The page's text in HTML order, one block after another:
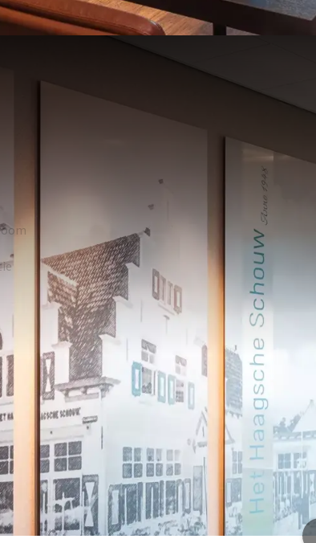
is mogelijk. De zaal beschikt over een beamer en
ook verduisterd worden. In alle zalen is gratis WiFi
Gala diner
30
Carré
30
Geluidswerende wanden
Laptop / Computer (Op aanvraag)
Geluidssysteem (Op aanvraag)
Microfoon (Op aanvraag)
INFORMATIE